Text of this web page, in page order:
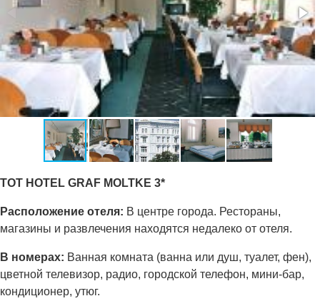
TOT HOTEL GRAF MOLTKE 3*
Расположение отеля: В центре города. Рестораны,
магазины и развлечения находятся недалеко от отеля.
В номерах: Ванная комната (ванна или душ, туалет, фен),
цветной телевизор, радио, городской телефон, мини-бар,
кондиционер, утюг.